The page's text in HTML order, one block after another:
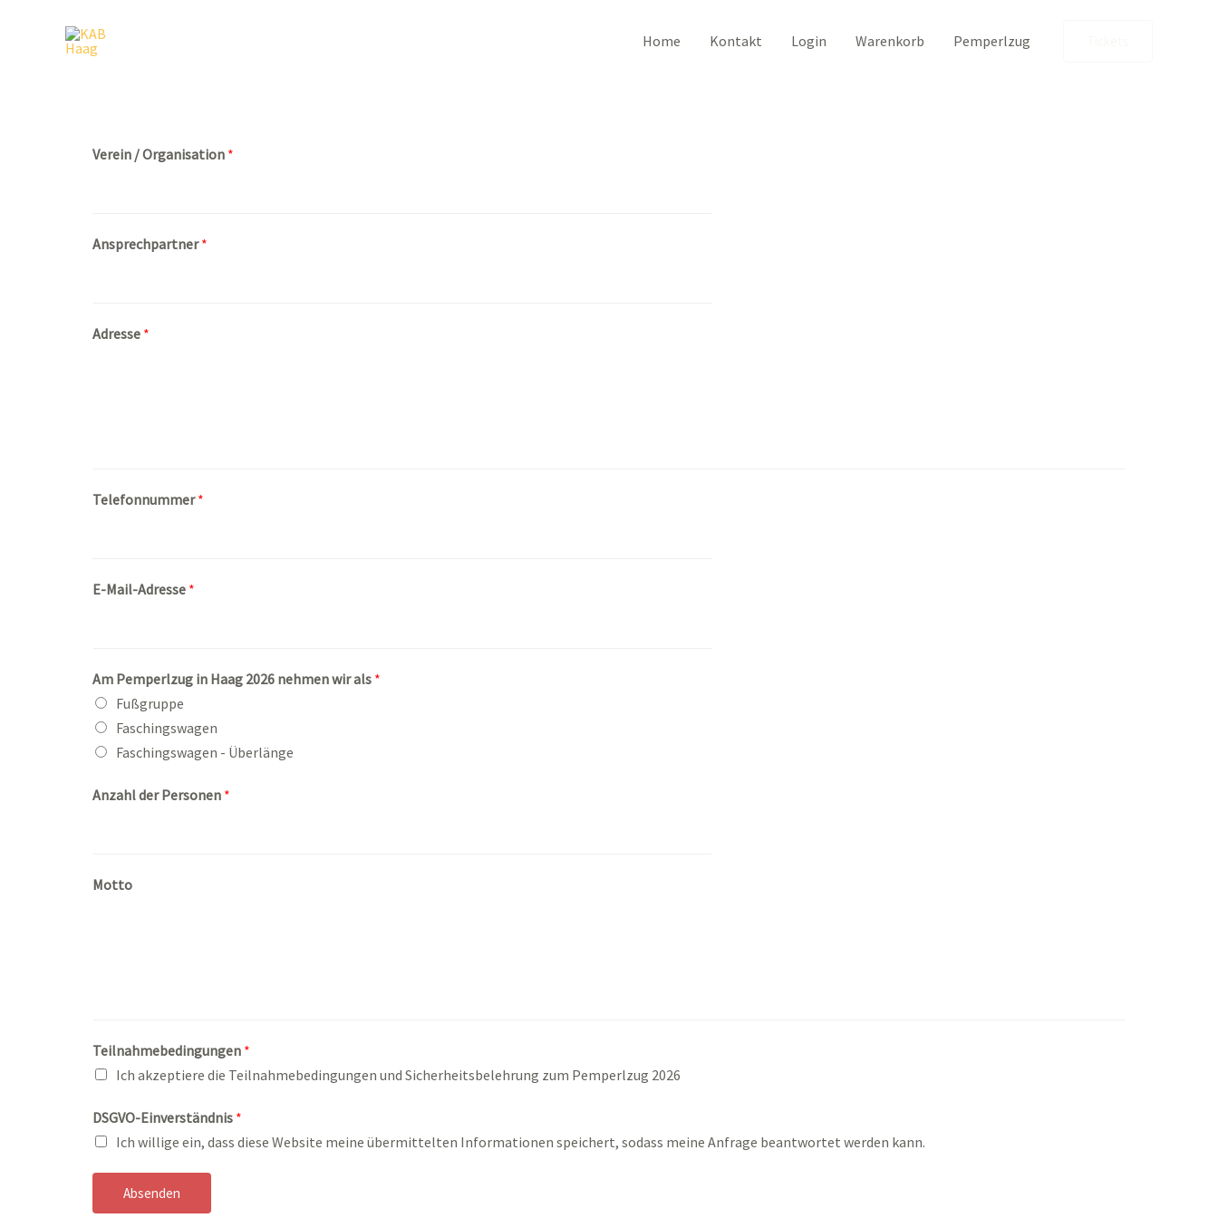
Home Kontakt Login Warenkorb Pemperlzug
Verein / Organisation *
Ansprechpartner*
Adresse *
Telefonnummer*
E-Mail-Adresse *
Am Pemperlzug in Haag 2026 nehmen wir als *
Fußgruppe
Faschingswagen
Faschingswagen - Überlänge
Anzahl der Personen *
Motto
Teilnahmebedingungen *
Ich akzeptiere die Teilnahmebedingungen und Sicherheitsbelehrung zum Pemperlzug 2026
DSGVO-Einverständnis *
Ich willige ein, dass diese Website meine übermittelten Informationen speichert, sodass meine Anfrage beantwortet werden kann.
Absenden